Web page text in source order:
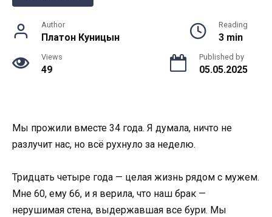
Author
Платон Куницын
Reading
3 min
Views
49
Published by
05.05.2025
Мы прожили вместе 34 года. Я думала, ничто не
разлучит нас, но всё рухнуло за неделю.
Тридцать четыре года — целая жизнь рядом с мужем.
Мне 60, ему 66, и я верила, что наш брак —
нерушимая стена, выдержавшая все бури. Мы